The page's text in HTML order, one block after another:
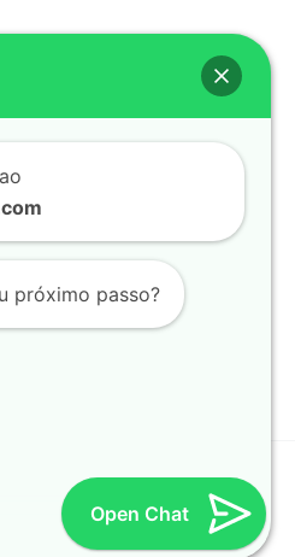
PASSO
LOJA
@AntesdoMedico
@CharleneCicron
| All Rights Reserved.
- a generative artificial
web development agency,
Open Chat